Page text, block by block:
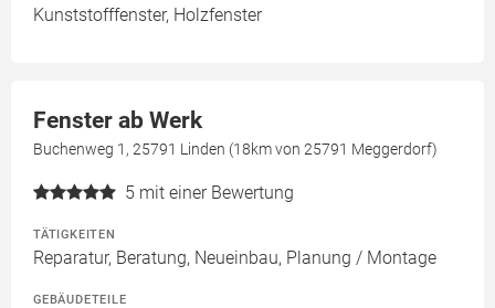
Kunststofffenster, Holzfenster
Fenster ab Werk
Buchenweg 1, 25791 Linden (18km von 25791 Meggerdorf)
5 mit einer Bewertung
TÄTIGKEITEN
Reparatur, Beratung, Neueinbau, Planung / Montage
GEBÄUDETEILE